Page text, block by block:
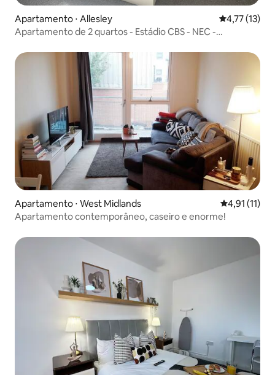
Apartamento ⋅ Allesley 4,77 de uma
4,77 (13)
Apartamento de 2 quartos - Estádio CBS - NEC -
Apartamento ⋅ West Midlands 4,91 de uma
4,91 (11)
Apartamento contemporâneo, caseiro e enorme!